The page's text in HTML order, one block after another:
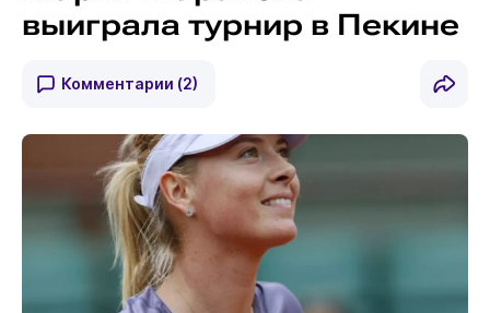
выиграла турнир в Пекине
Комментарии (2)